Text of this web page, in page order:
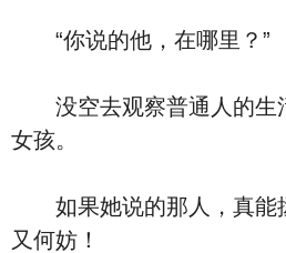
“你说的他，在哪里？”
没空去观察普通人的生
女孩。
如果她说的那人，真能
又何妨！